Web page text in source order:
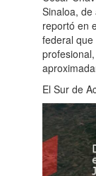
Sinaloa,
reportó en
federal
El Sur de